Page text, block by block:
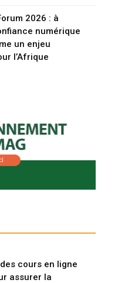
2026 : à
numérique
un enjeu
l’Afrique
des cours en ligne
assurer la